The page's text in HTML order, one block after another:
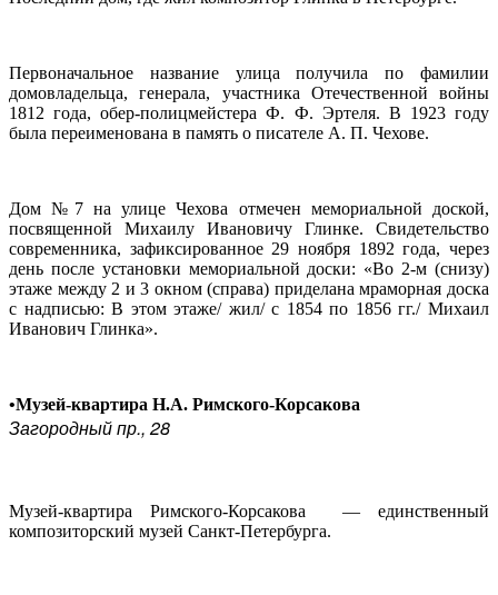
Первоначальное название улица получила по фамилии
домовладельца, генерала, участника Отечественной войны
1812 года, обер-полицмейстера Ф. Ф. Эртеля. В 1923 году
была переименована в память о писателе А. П. Чехове.
Дом №7 на улице Чехова отмечен мемориальной доской,
посвященной Михаилу Ивановичу Глинке. Свидетельство
современника, зафиксированное 29 ноября 1892 года, через
день после установки мемориальной доски: «Во 2-м (снизу)
этаже между 2 и 3 окном (справа) приделана мраморная доска
с надписью: В этом этаже/ жил/ с 1854 по 1856 гг./ Михаил
Иванович Глинка».
•Музей-квартира Н.А. Римского-Корсакова
Загородный пр., 28
Музей-квартира Римского-Корсакова — единственный
композиторский музей Санкт-Петербурга.